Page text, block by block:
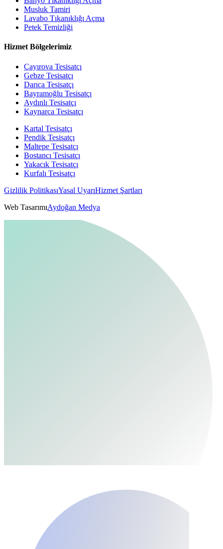
Musluk Tamiri
Lavabo Tıkanıklığı Açma
Petek Temizliği
Hizmet Bölgelerimiz
Çayırova Tesisatçı
Gebze Tesisatçı
Darıca Tesisatçı
Bayramoğlu Tesisatçı
Aydınlı Tesisatçı
Kaynarca Tesisatçı
Kartal Tesisatçı
Pendik Tesisatçı
Maltepe Tesisatçı
Bostancı Tesisatçı
Yakacık Tesisatçı
Kurfalı Tesisatçı
Gizlilik PolitikasıYasal UyarıHizmet Şartları
Web TasarımıAydoğan Medya